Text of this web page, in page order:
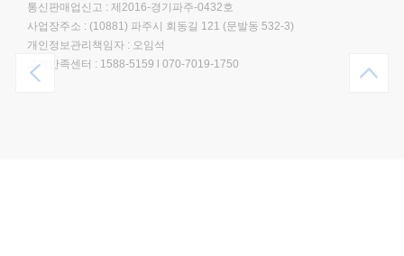
통신판매업신고 : 제2016-경기파주-0432호
사업장주소 : (10881) 파주시 회동길 121 (문발동 532-3)
개인정보관리책임자 : 오임석
고객만족센터 : 1588-5159 070-7019-1750